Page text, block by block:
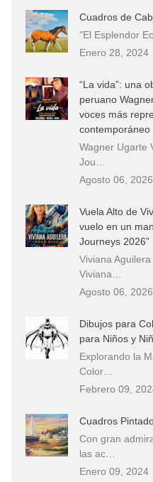
Cuadros de
"El Esplendor
Enero 28, 2024
“La vida”: una
peruano
voces más
Wagner Ugarte
Jou…
Agosto 06, 2026
Vuela Alto de
vuelo en un
Journeys 2026”
Viviana
Viviana…
Agosto 06, 2026
Dibujos para
para Niños y
Explorando la
Color…
Febrero 09,
Cuadros
Con gran
las ac…
Enero 09, 2024